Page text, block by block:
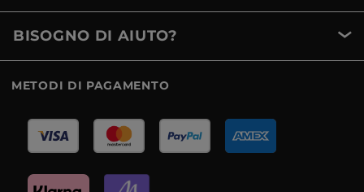
BISOGNO DI AIUTO?
METODI DI PAGAMENTO